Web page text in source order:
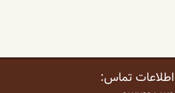
اطلاعات تماس: